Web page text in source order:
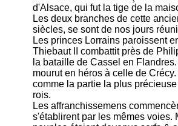
d'Alsace, qui fut la tige de la
Les deux branches de cette
siècles, se sont de nos jours
Les princes Lorrains paroissent
Thiebaut II combattit près de
la bataille de Cassel en
mourut en héros à celle de
comme la partie la plus
rois.
Les affranchissemens
s'établirent par les mêmes voies.